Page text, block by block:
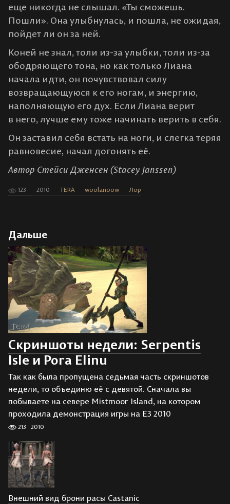
еще никогда не слышал. «Ты сможешь.
Пошли». Она улыбнулась, и пошла, не ожидая,
пойдет ли он за ней.
Коней не знал, толи из-за улыбки, толи из-за
ободряющего тона, но как только Лиана
начала идти, он почувствовал силу
возвращающуюся к его ногам, и энергию,
наполняющую его дух. Если Лиана верит
в него, лучше ему тоже начинать верить в себя.
Он заставил себя встать на ноги, и слегка теряя
равновесие, начал догонять её.
Автор Стейси Дженсен (Stacey Janssen)
123 2010 TERA woolanoow Лор
Дальше
Скриншоты недели: Serpentis
Isle и Pora Elinu
Так как была пропущена седьмая часть скриншотов
недели, то объединю её с девятой. Сначала вы
побываете на севере Mistmoor Island, на котором
проходила демонстрация игры на E3 2010
213 2010
Внешний вид брони расы Castanic